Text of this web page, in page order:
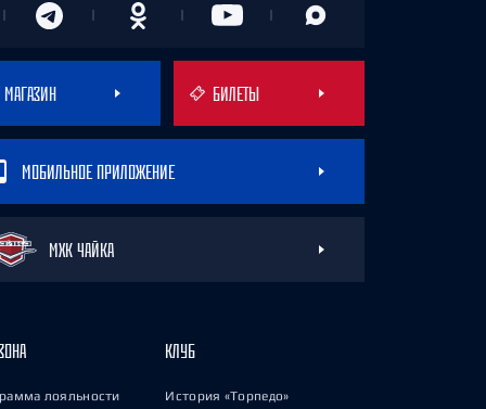
МАГАЗИН БИЛЕТЫ
МОБИЛЬНОЕ ПРИЛОЖЕНИЕ
МХК ЧАЙКА
лояльности
КЛУБ
История «Торпедо»